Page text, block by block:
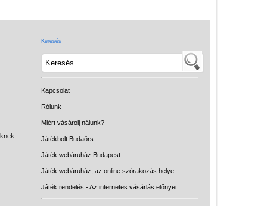
Keresés
Kapcsolat
Rólunk
Miért vásárolj nálunk?
Játékbolt Budaörs
Játék webáruház Budapest
Játék webáruház, az online szórakozás helye
Játék rendelés - Az internetes vásárlás előnyei
Intelligens gyurma
Licenszes TOP
gyerekajándékok